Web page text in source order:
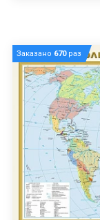
Заказано 670раз